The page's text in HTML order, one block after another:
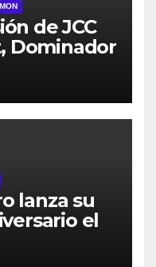
de JCC
Dominador
el 29
lanza su
el
para
y nuevos